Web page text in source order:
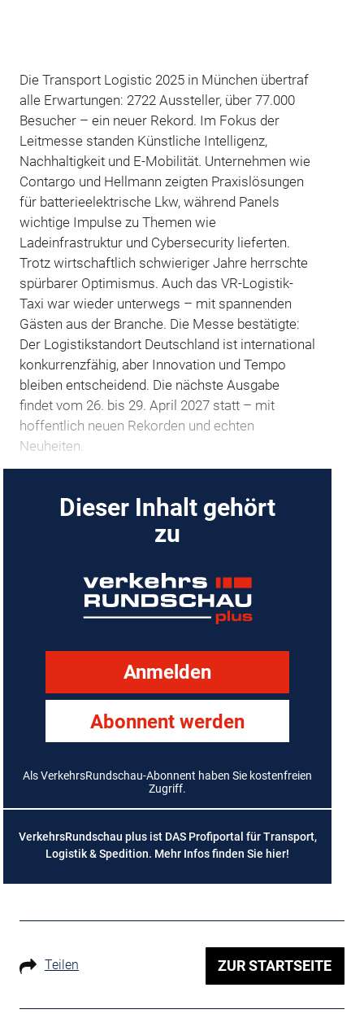
Die Transport Logistic 2025 in München übertraf
alle Erwartungen: 2722 Aussteller, über 77.000
Besucher – ein neuer Rekord. Im Fokus der
Leitmesse standen Künstliche Intelligenz,
Nachhaltigkeit und E-Mobilität. Unternehmen wie
Contargo und Hellmann zeigten Praxislösungen
für batterieelektrische Lkw, während Panels
wichtige Impulse zu Themen wie
Ladeinfrastruktur und Cybersecurity lieferten.
Trotz wirtschaftlich schwieriger Jahre herrschte
spürbarer Optimismus. Auch das VR-Logistik-
Taxi war wieder unterwegs – mit spannenden
Gästen aus der Branche. Die Messe bestätigte:
Der Logistikstandort Deutschland ist international
konkurrenzfähig, aber Innovation und Tempo
bleiben entscheidend. Die nächste Ausgabe
findet vom 26. bis 29. April 2027 statt – mit
hoffentlich neuen Rekorden und echten
Neuheiten.
Dieser Inhalt gehört
zu
Anmelden
Abonnent werden
Als VerkehrsRundschau-Abonnent haben Sie kostenfreien
Zugriff.
VerkehrsRundschau plus ist DAS Profiportal für Transport,
Logistik & Spedition. Mehr Infos finden Sie hier!
Teilen ZUR STARTSEITE